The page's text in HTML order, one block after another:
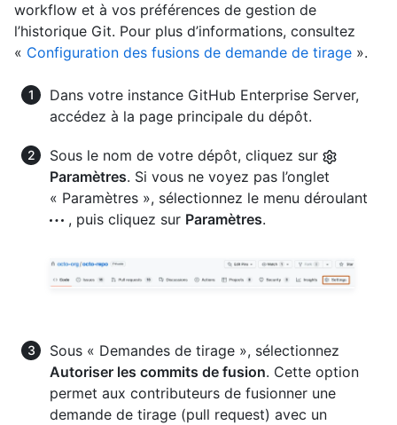
workflow et à vos préférences de gestion de
l’historique Git. Pour plus d’informations, consultez
« Configuration des fusions de demande de tirage ».
Dans votre instance GitHub Enterprise Server,
accédez à la page principale du dépôt.
Sous le nom de votre dépôt, cliquez sur
Paramètres. Si vous ne voyez pas l’onglet
« Paramètres », sélectionnez le menu déroulant
, puis cliquez sur Paramètres.
Sous « Demandes de tirage », sélectionnez
Autoriser les commits de fusion. Cette option
permet aux contributeurs de fusionner une
demande de tirage (pull request) avec un